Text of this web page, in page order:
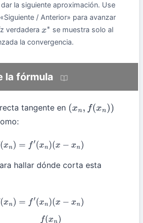
la siguiente aproximación. Use
/ Anterior» para avanzar
verdadera x∗
se muestra solo al
la convergencia.
la fórmula
tangente en (xn,f (xn))
−f( x n)= ′(xn)(x−xn )
hallar dónde corta esta
−f( x n)= f′(xn)(x−xn )